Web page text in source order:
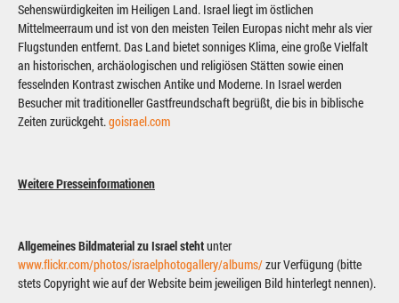
Sehenswürdigkeiten im Heiligen Land. Israel liegt im östlichen
Mittelmeerraum und ist von den meisten Teilen Europas nicht mehr als vier
Flugstunden entfernt. Das Land bietet sonniges Klima, eine große Vielfalt
an historischen, archäologischen und religiösen Stätten sowie einen
fesselnden Kontrast zwischen Antike und Moderne. In Israel werden
Besucher mit traditioneller Gastfreundschaft begrüßt, die bis in biblische
Zeiten zurückgeht.goisrael.com
Weitere Presseinformationen
Allgemeines Bildmaterial zu Israel stehtunter
www.flickr.com/photos/israelphotogallery/albums/zur Verfügung (bitte
stets Copyright wie auf der Website beim jeweiligen Bild hinterlegt nennen).